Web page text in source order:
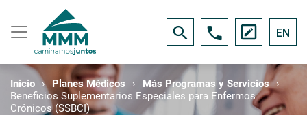
EN
Inicio Planes Médicos
Más Programas y Servicios
Beneficios Suplementarios Especiales para Enfermos
Crónicos (SSBCI)